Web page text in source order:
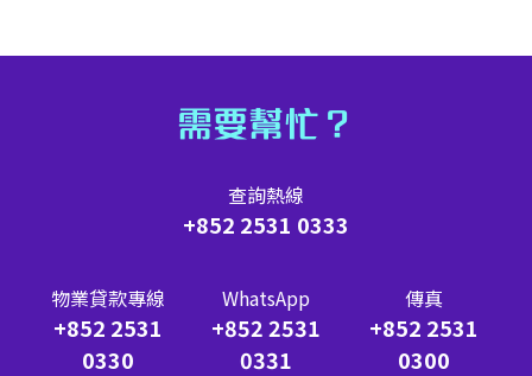
需要幫忙？
查詢熱線
+852 2531 0333
物業貸款專線
+852 2531
0330
WhatsApp
+852 2531
0331
傳真
+852 2531
0300